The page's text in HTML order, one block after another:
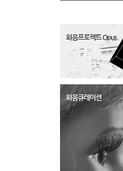
화음프로젝트 Opus
화음큐레이션